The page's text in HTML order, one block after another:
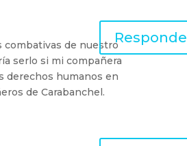
combativas de nuestro
serlo si mi compañera
derechos humanos en
de Carabanchel.